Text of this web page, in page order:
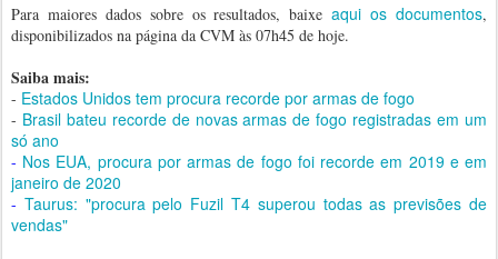
Para maiores dados sobre os resultados, baixeaqui os documentos,
disponibilizados na página da CVM às 07h45 de hoje.
Saiba mais:
- Estados Unidos tem procura recorde por armas de fogo
- Brasil bateu recorde de novas armas de fogo registradas em um
só ano
- Nos EUA, procura por armas de fogo foi recorde em 2019 e em
janeiro de 2020
- Taurus: "procura pelo Fuzil T4 superou todas as previsões de
vendas"